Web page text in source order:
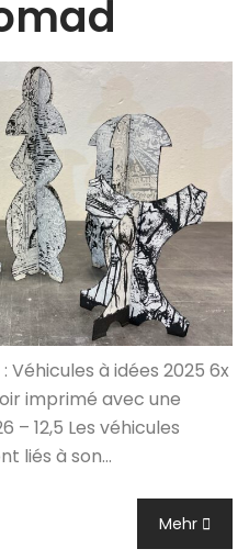
Véhicules à idées 2025 6x
imprimé avec une
– 12,5 Les véhicules
liés à son…
Mehr